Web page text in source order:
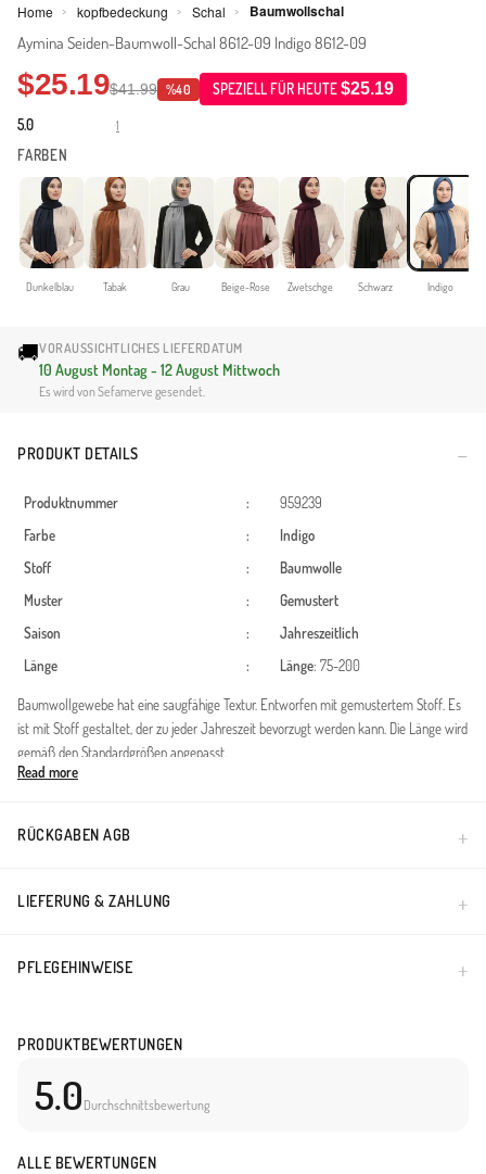
Home > kopfbedeckung > Schal > Baumwollschal
Aymina Seiden-Baumwoll-Schal 8612-09 Indigo 8612-09
$25.19$41.99 %40 SPEZIELL FÜR HEUTE$25.19
5.0 1
FARBEN
Dunkelblau Tabak Grau Beige-Rose Zwetschge Schwarz Indigo
🚚VORAUSSICHTLICHES LIEFERDATUM
10 August Montag - 12 August Mittwoch
Es wird von Sefamerve gesendet.
PRODUKT DETAILS
Produktnummer :
959239
Farbe
:
Indigo
Stoff
:
Baumwolle
Muster
:
Gemustert
Saison
:
Jahreszeitlich
Länge
: Länge: 75-200
Baumwollgewebe hat eine saugfähige Textur. Entworfen mit gemustertem Stoff. Es
ist mit Stoff gestaltet, der zu jeder Jahreszeit bevorzugt werden kann. Die Länge wird
gemäß den Standardgrößen angepasst.
Read more
RÜCKGABEN AGB
LIEFERUNG & ZAHLUNG
PFLEGEHINWEISE
PRODUKTBEWERTUNGEN
5.0 Durchschnittsbewertung
ALLE BEWERTUNGEN